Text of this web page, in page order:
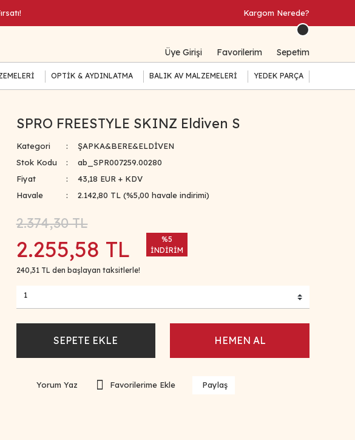
Kargom Nerede?
Üye Girişi Favorilerim Sepetim
OPTİK & AYDINLATMA BALIK AV MALZEMELERİ YEDEK PARÇA
SPRO FREESTYLE SKINZ Eldiven S
Kategori
ŞAPKA&BERE&ELDİVEN
Stok Kodu
ab_SPR007259.00280
Fiyat
43,18 EUR + KDV
Havale
2.142,80 TL (%5,00 havale indirimi)
2.374,30 TL
2.255,58 TL
240,31 TL den başlayan taksitlerle!
%5
İNDİRİM
SEPETE EKLE HEMEN AL
Yorum Yaz Paylaş